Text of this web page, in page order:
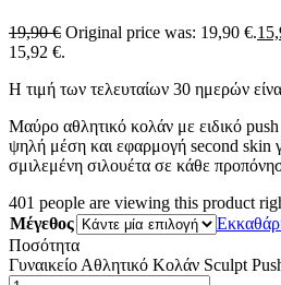
19,90€ Original price was: 19,90 €.
15,92 €.
Η τιμή των τελευταίων 30 ημερών
Μαύρο αθλητικό κολάν με ειδικό
ψηλή μέση και εφαρμογή second skin
σμιλεμένη σιλουέτα σε κάθε
401 people are viewing this product
Μέγεθος
Ποσότητα
Γυναικείο Αθλητικό Κολάν Sculpt